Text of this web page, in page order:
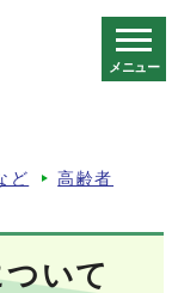
メニュー
ど 高齢者
いて